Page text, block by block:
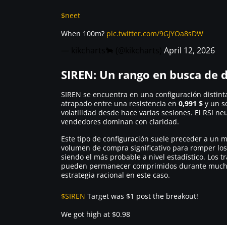
$neet
When 100m? pic.twitter.com/9GjYOa8sDW
April 12, 2026
SIREN: Un rango en busca de
SIREN se encuentra en una configuración
atrapado entre una resistencia en 0,991 $ y un
volatilidad desde hace varias sesiones. El RSI
vendedores dominan con claridad.
Este tipo de configuración suele preceder a un
volumen de compra significativo para romper los
siendo el más probable a nivel estadístico. Los
pueden permanecer comprimidos durante
estrategia racional en este caso.
$SIREN Target was $1 post the breakout!
We got high at $0.98